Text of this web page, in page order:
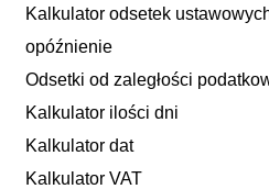
Kalkulator odsetek
opóźnienie
Odsetki od zaległości
Kalkulator ilości dni
Kalkulator dat
Kalkulator VAT